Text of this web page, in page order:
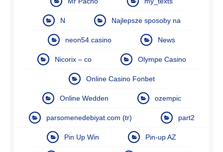
N Najlepsze sposoby na
neon54.casino News
Nicorix – co Olympe Casino
Online Casino Fonbet
Online Wedden ozempic
parsomenedebiyat.com (tr) part2
Pin Up Win Pin-up AZ